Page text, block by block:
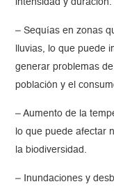
intensidad y
– Sequías en zonas
lluvias, lo que puede
generar problemas
población y el
– Aumento de la
lo que puede afectar
la biodiversidad.
– Inundaciones y